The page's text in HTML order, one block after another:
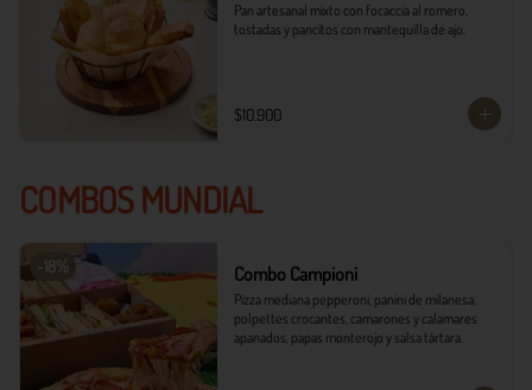
Pan artesanal mixto con focaccia al romero,
tostadas y pancitos con mantequilla de ajo.
$10.900
COMBOS MUNDIAL
-18% Combo Campioni
Pizza mediana pepperoni, panini de milanesa,
polpettes crocantes, camarones y calamares
apanados, papas monterojo y salsa tártara.